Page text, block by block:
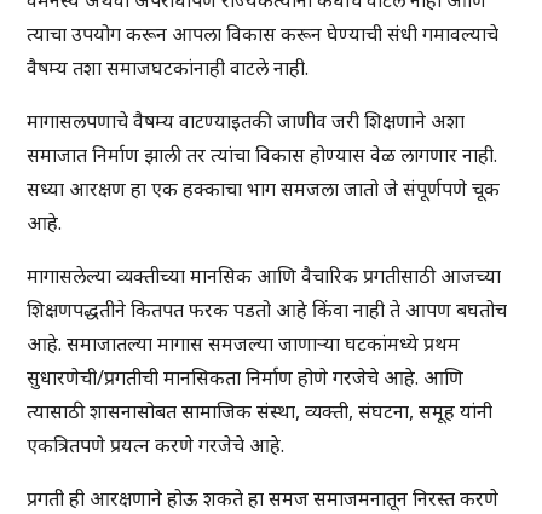
त्याचा उपयोग करून आपला विकास करून घेण्याची संधी गमावल्याचे
वैषम्य तशा समाजघटकांनाही वाटले नाही.
मागासलपणाचे वैषम्य वाटण्याइतकी जाणीव जरी शिक्षणाने अशा
समाजात निर्माण झाली तर त्यांचा विकास होण्यास वेळ लागणार नाही.
सध्या आरक्षण हा एक हक्काचा भाग समजला जातो जे संपूर्णपणे चूक
आहे.
मागासलेल्या व्यक्तीच्या मानसिक आणि वैचारिक प्रगतीसाठी आजच्या
शिक्षणपद्धतीने कितपत फरक पडतो आहे किंवा नाही ते आपण बघतोच
आहे. समाजातल्या मागास समजल्या जाणाऱ्या घटकांमध्ये प्रथम
सुधारणेची/प्रगतीची मानसिकता निर्माण होणे गरजेचे आहे. आणि
त्यासाठी शासनासोबत सामाजिक संस्था, व्यक्ती, संघटना, समूह यांनी
एकत्रितपणे प्रयत्न करणे गरजेचे आहे.
प्रगती ही आरक्षणाने होऊ शकते हा समज समाजमनातून निरस्त करणे